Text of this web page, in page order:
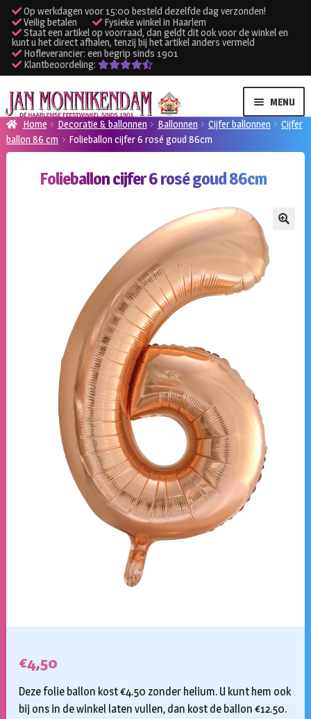
Op werkdagen voor 15:00 besteld dezelfde dag verzonden!
Veilig betalen
Fysieke winkel in Haarlem
Staat een artikel op voorraad, dan geldt dit ook voor de winkel en
kunt u het direct afhalen, tenzij bij het artikel anders vermeld
Hofleverancier: een begrip sinds 1901
Klantbeoordeling:
Ga
door
naar
navigatie
Ga
naar
de
inhoud
MENU
Verhuur kleding
Verhuur apparatuur
Home Decoratie & ballonnen Ballonnen Cijfer ballonnen
Cijfer
ballon 86 cm
Folieballon cijfer 6 rosé goud 86cm
Folieballon cijfer 6 rosé goud 86cm
€4,50
Deze folie ballon kost €4.50 zonder helium. U kunt hem ook
bij ons in de winkel laten vullen, dan kost de ballon €12.50.